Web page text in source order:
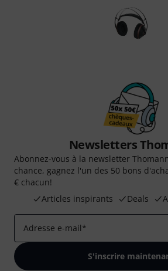
Newsletters
Abonnez-vous à la newsletter
chance, gagnez l'un des 50 bons
€ chacun!
Articles inspirants
Deals
Adresse e-mail*
S'inscrire